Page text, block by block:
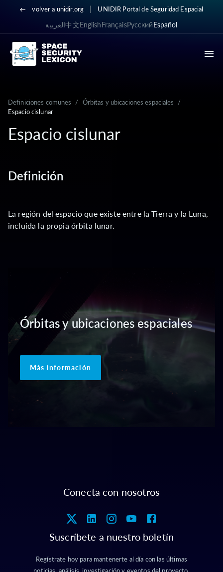
volver a unidir.org | UNIDIR Portal de Seguridad Espacial
العربية中文EnglishFrançaisРусскийEspañol
Definiciones comunes / Órbitas y ubicaciones espaciales
/
Espacio cislunar
Espacio cislunar
Definición
La región del espacio que existe entre la Tierra y la Luna,
incluida la propia órbita lunar.
Órbitas y ubicaciones espaciales
Más información
Conecta con nosotros
Suscríbete a nuestro boletín
Regístrate hoy para mantenerte al día con las últimas